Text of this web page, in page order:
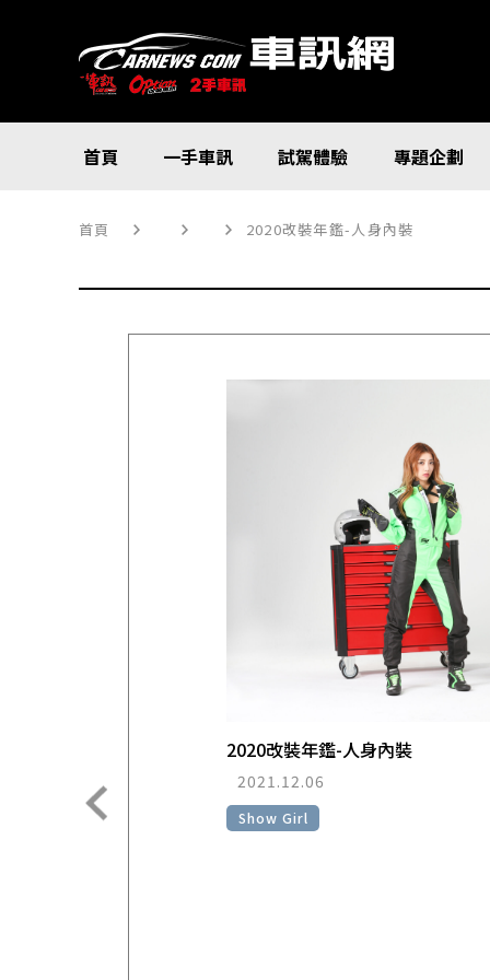
首頁 一手車訊 試駕體驗 專題企劃
首頁 2020改裝年鑑-人身內裝
2020改裝年鑑-人身內裝
2021.12.06
Show Girl